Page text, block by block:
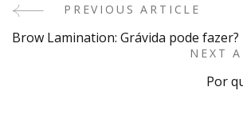
PostPREVIOUS ARTICLE
Brow Lamination: Grávida pode fazer?
NEXT
Por